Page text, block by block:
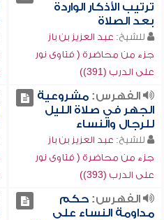
ترتيب الأذكار الواردة
بعد الصلاة
للشيخ: عبد العزيز بن باز
جزء من محاضرة ( فتاوى نور
على الدرب (391))
الفهرس:مشروعية
الجهر في صلاة الليل
للرجال والنساء
للشيخ: عبد العزيز بن باز
جزء من محاضرة ( فتاوى نور
على الدرب (393))
الفهرس:حكم
مداومة النساء على